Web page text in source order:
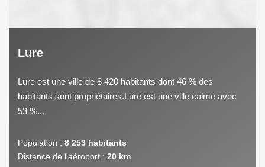
Lure
Lure est une ville de 8 420 habitants dont 46 % des
habitants sont propriétaires.Lure est une ville calme avec
53 %...
Population : 8 253 habitants
Distance de l'aéroport : 20 km